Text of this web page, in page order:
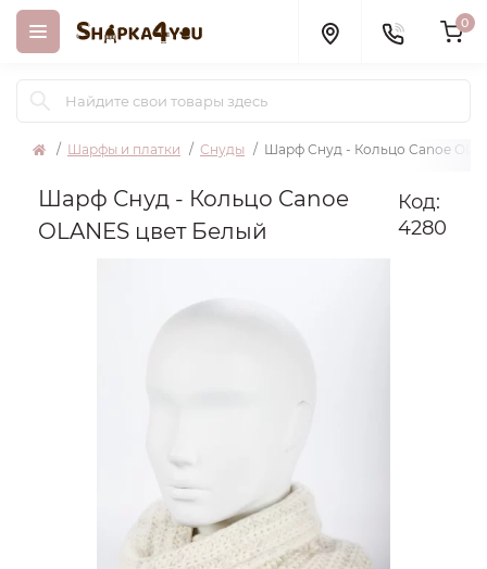
0
Шарфы и платки Снуды Шарф Снуд - Кольцо Canoe
Шарф Снуд - Кольцо Canoe
OLANES цвет Белый
Код:
4280